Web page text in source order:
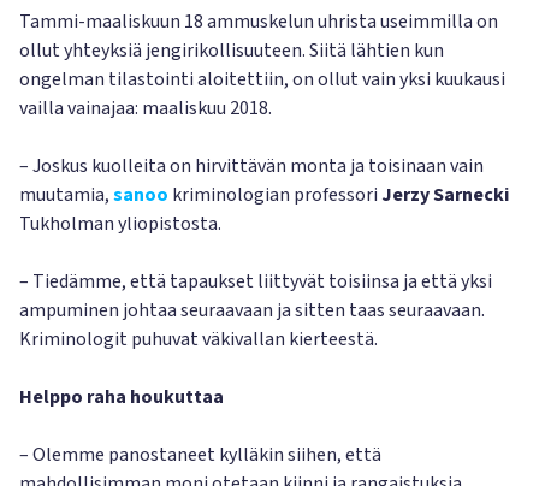
Tammi-maaliskuun 18 ammuskelun uhrista useimmilla on
ollut yhteyksiä jengirikollisuuteen. Siitä lähtien kun
ongelman tilastointi aloitettiin, on ollut vain yksi kuukausi
vailla vainajaa: maaliskuu 2018.
– Joskus kuolleita on hirvittävän monta ja toisinaan vain
muutamia,sanoo kriminologian professori Jerzy Sarnecki
Tukholman yliopistosta.
– Tiedämme, että tapaukset liittyvät toisiinsa ja että yksi
ampuminen johtaa seuraavaan ja sitten taas seuraavaan.
Kriminologit puhuvat väkivallan kierteestä.
Helppo raha houkuttaa
– Olemme panostaneet kylläkin siihen, että